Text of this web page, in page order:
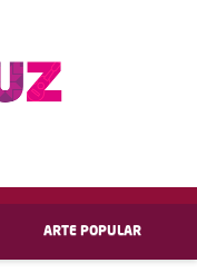
ARTE POPULAR